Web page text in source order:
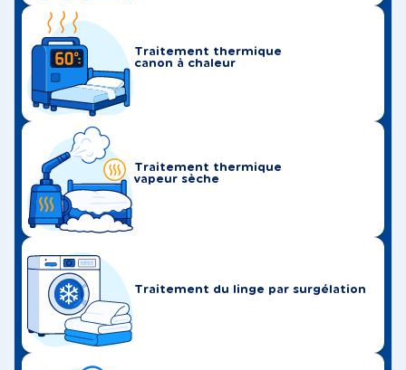
Traitement thermique
canon à chaleur
Traitement thermique
vapeur sèche
Traitement du linge par surgélation